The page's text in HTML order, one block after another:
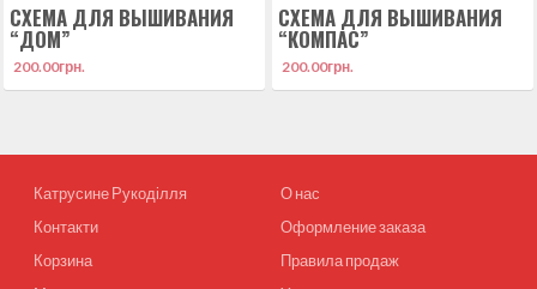
СХЕМА ДЛЯ ВЫШИВАНИЯ
“ДОМ”
200.00грн.
СХЕМА ДЛЯ ВЫШИВАНИЯ
“КОМПАС”
200.00грн.
Катрусине Рукоділля
Контакти
Корзина
О нас
Оформление заказа
Правила продаж